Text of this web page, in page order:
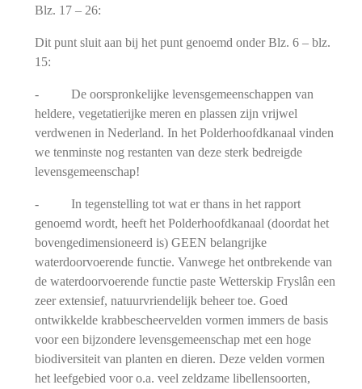
Blz. 17 – 26:
Dit punt sluit aan bij het punt genoemd onder Blz. 6 – blz.
15:
- De oorspronkelijke levensgemeenschappen van
heldere, vegetatierijke meren en plassen zijn vrijwel
verdwenen in Nederland. In het Polderhoofdkanaal vinden
we tenminste nog restanten van deze sterk bedreigde
levensgemeenschap!
- In tegenstelling tot wat er thans in het rapport
genoemd wordt, heeft het Polderhoofdkanaal (doordat het
bovengedimensioneerd is) GEEN belangrijke
waterdoorvoerende functie. Vanwege het ontbrekende van
de waterdoorvoerende functie paste Wetterskip Fryslân een
zeer extensief, natuurvriendelijk beheer toe. Goed
ontwikkelde krabbescheervelden vormen immers de basis
voor een bijzondere levensgemeenschap met een hoge
biodiversiteit van planten en dieren. Deze velden vormen
het leefgebied voor o.a. veel zeldzame libellensoorten,